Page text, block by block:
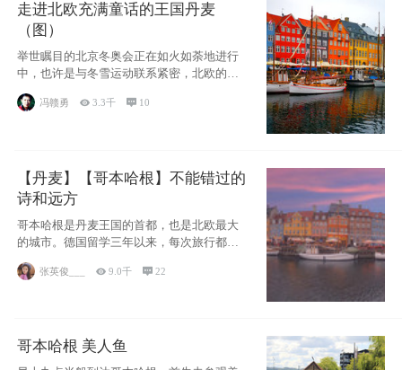
走进北欧充满童话的王国丹麦
（图）
举世瞩目的北京冬奥会正在如火如荼地进行
中，也许是与冬雪运动联系紧密，北欧的一
些国家因
冯赣勇 3.3千  10
【丹麦】【哥本哈根】不能错过的
诗和远方
哥本哈根是丹麦王国的首都，也是北欧最大
的城市。德国留学三年以来，每次旅行都是
张英俊___ 9.0千 22
哥本哈根 美人鱼